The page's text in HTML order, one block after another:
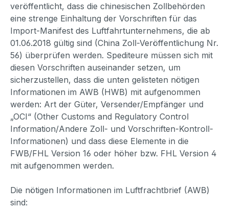
veröffentlicht, dass die chinesischen Zollbehörden
eine strenge Einhaltung der Vorschriften für das
Import-Manifest des Luftfahrtunternehmens, die ab
01.06.2018 gültig sind (China Zoll-Veröffentlichung Nr.
56) überprüfen werden. Spediteure müssen sich mit
diesen Vorschriften auseinander setzen, um
sicherzustellen, dass die unten gelisteten nötigen
Informationen im AWB (HWB) mit aufgenommen
werden: Art der Güter, Versender/Empfänger und
„OCI“ (Other Customs and Regulatory Control
Information/Andere Zoll- und Vorschriften-Kontroll-
Informationen) und dass diese Elemente in die
FWB/FHL Version 16 oder höher bzw. FHL Version 4
mit aufgenommen werden.
Die nötigen Informationen im Luftfrachtbrief (AWB)
sind: